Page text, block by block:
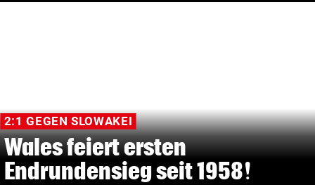
2:1 GEGEN SLOWAKEI
Wales feiert ersten
Endrundensieg seit 1958!